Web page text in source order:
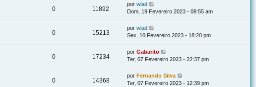
0 11892
por wlad
Dom, 19 Fevereiro 2023 - 08:55 am
0 15213
por wlad
Sex, 10 Fevereiro 2023 - 18:20 pm
0 17234
por Gabarito
Ter, 07 Fevereiro 2023 - 22:37 pm
0 14368
por Fernando Silva
Ter, 07 Fevereiro 2023 - 12:39 pm